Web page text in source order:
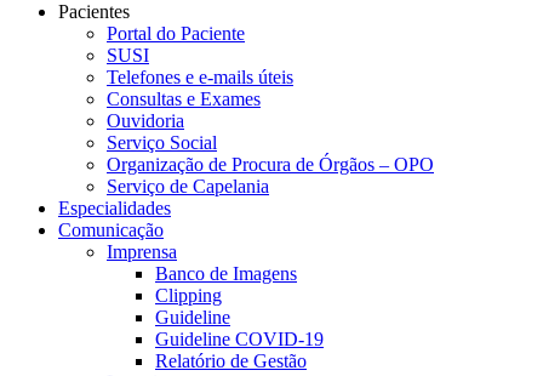
Pacientes
Portal do Paciente
SUSI
Telefones e e-mails úteis
Consultas e Exames
Ouvidoria
Serviço Social
Organização de Procura de Órgãos – OPO
Serviço de Capelania
Especialidades
Comunicação
Imprensa
Banco de Imagens
Clipping
Guideline
Guideline COVID-19
Relatório de Gestão